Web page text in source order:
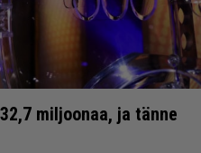
miljoonaa, ja tänne